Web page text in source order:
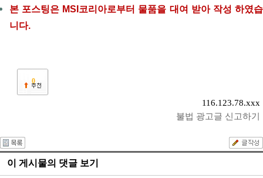
본 포스팅은 MSI코리아로부터 물품을 대여 받아 작성 하였습
니다.
0
116.123.78.xxx
불법 광고글 신고하기
이 게시물의 댓글 보기